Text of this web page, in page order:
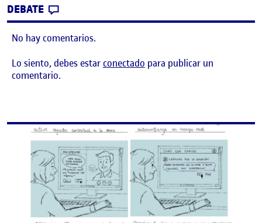
DEBATE
No hay comentarios.
Lo siento, debes estarconectado para publicar un
comentario.